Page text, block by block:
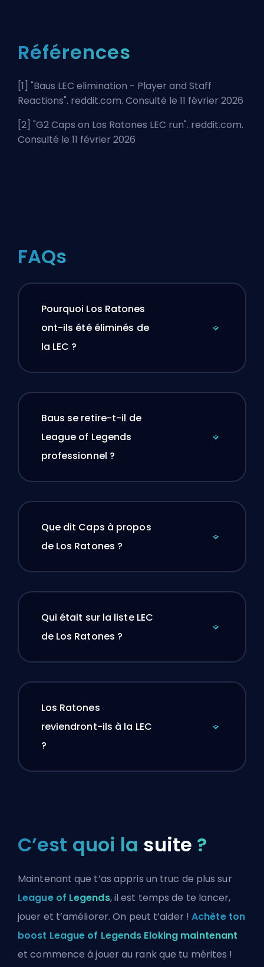
Références
[1] "Baus LEC elimination - Player and Staff
Reactions". reddit.com. Consulté le 11 février 2026
[2] "G2 Caps on Los Ratones LEC run". reddit.com.
Consulté le 11 février 2026
FAQs
Pourquoi Los Ratones
ont-ils été éliminés de
la LEC ?
Baus se retire-t-il de
League of Legends
professionnel ?
Que dit Caps à propos
de Los Ratones ?
Qui était sur la liste LEC
de Los Ratones ?
Los Ratones
reviendront-ils à la LEC
?
C’est quoi la suite ?
Maintenant que t’as appris un truc de plus sur
League of Legends, il est temps de te lancer,
jouer et t’améliorer. On peut t’aider !Achète ton
boost League of Legends Eloking maintenant
et commence à jouer au rank que tu mérites !